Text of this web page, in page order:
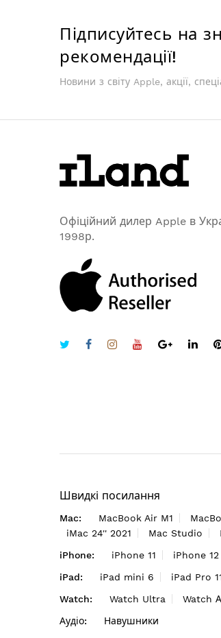
Підписуйтесь на
рекомендації!
Новини з світу Apple, акції,
Офіційний дилер Apple в
1998р.
Швидкі посилання
Mac: MacBook Air M1
iMac 24'' 2021
Mac Studio
iPhone:
iPhone 11 iPhone 12
iPad:
iPad mini 6 iPad Pro
Watch:
Watch Ultra Watch
Аудіо:
Навушники